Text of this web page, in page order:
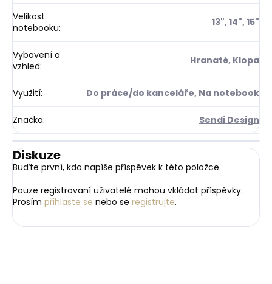
Velikost
notebooku: 13",14",15"
Vybavení a
vzhled: Hranaté, Klopa
Využití: Do práce/do kanceláře, Na notebook
Značka: Sendi Design
Diskuze
Buďte první, kdo napíše příspěvek k této položce.
Pouze registrovaní uživatelé mohou vkládat příspěvky.
Prosím přihlaste se nebo se registrujte.